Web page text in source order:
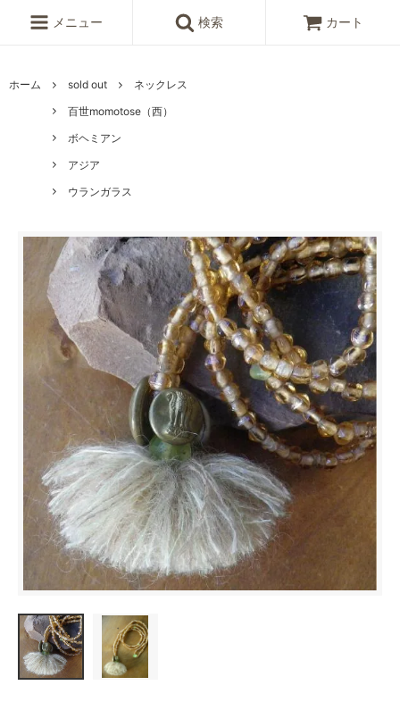
メニュー 検索 カート
ホーム sold out
ネックレス
百世momotose（西）
ボヘミアン
アジア
ウランガラス